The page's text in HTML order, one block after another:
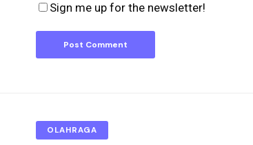
Sign me up for the newsletter!
OLAHRAGA